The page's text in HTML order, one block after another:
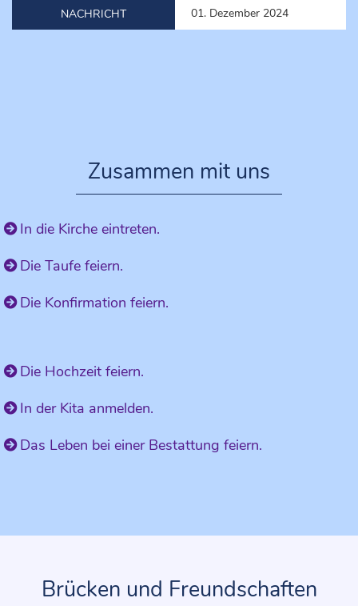
NACHRICHT 01. Dezember 2024
Zusammen mit uns
In die Kirche eintreten.
Die Taufe feiern.
Die Konfirmation feiern.
Die Hochzeit feiern.
In der Kita anmelden.
Das Leben bei einer Bestattung feiern.
Brücken und Freundschaften